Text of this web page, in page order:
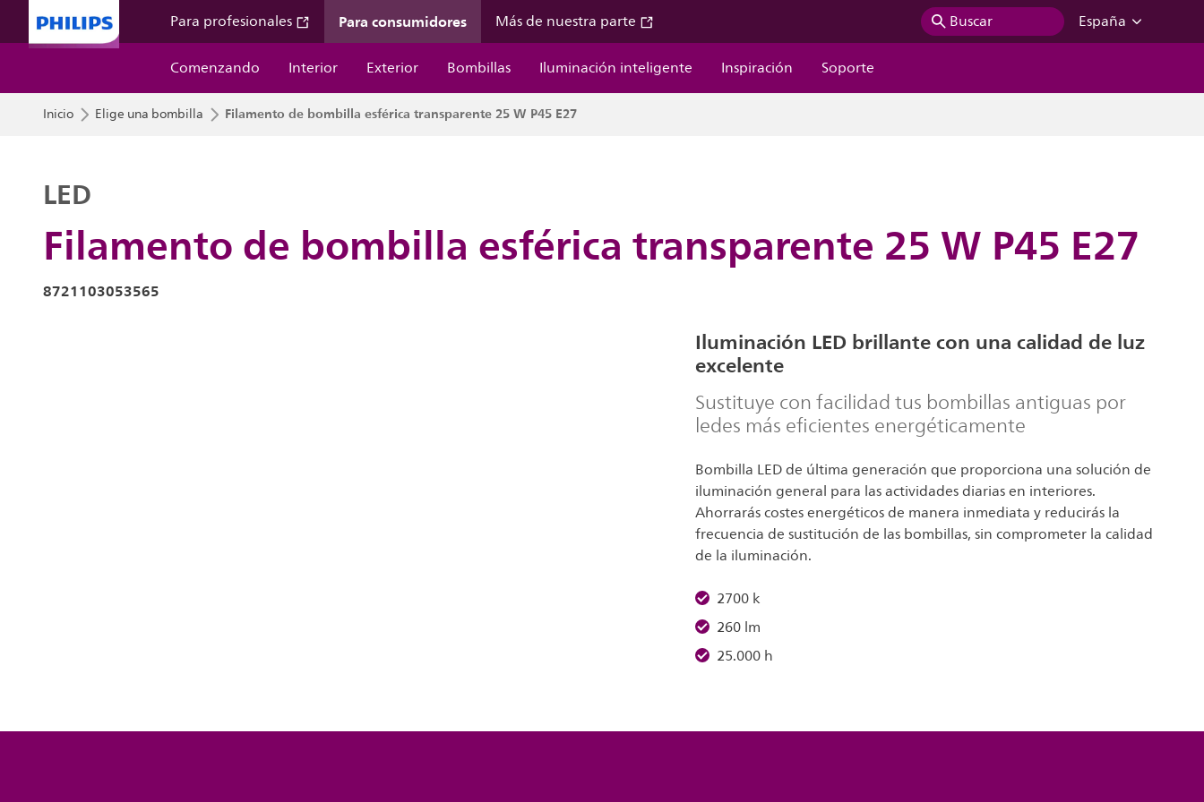
Para profesionales Para consumidores Más de nuestra parte Buscar
España
Comenzando
Interior Exterior Bombillas Iluminación inteligente Inspiración Soporte
Inicio Elige una bombilla Filamento de bombilla esférica transparente 25 W P45 E27
Filamento de bombilla esférica transparente 25 W P45 E27
LED
8721103053565
Iluminación LED brillante con una calidad de luz
excelente
Sustituye con facilidad tus bombillas antiguas por
ledes más eficientes energéticamente
Bombilla LED de última generación que proporciona una solución de
iluminación general para las actividades diarias en interiores.
Ahorrarás costes energéticos de manera inmediata y reducirás la
frecuencia de sustitución de las bombillas, sin comprometer la calidad
de la iluminación.
2700 k
260 lm
25.000 h